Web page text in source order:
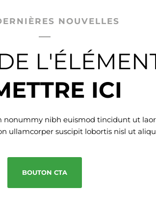
NOUVELLES
ICI
nibh euismod tincidunt ut
ullamcorper suscipit lobortis nisl ut
BOUTON CTA